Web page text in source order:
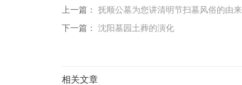
上一篇： 抚顺公墓为您讲清明节扫墓风俗的由来
下一篇： 沈阳墓园土葬的演化
相关文章